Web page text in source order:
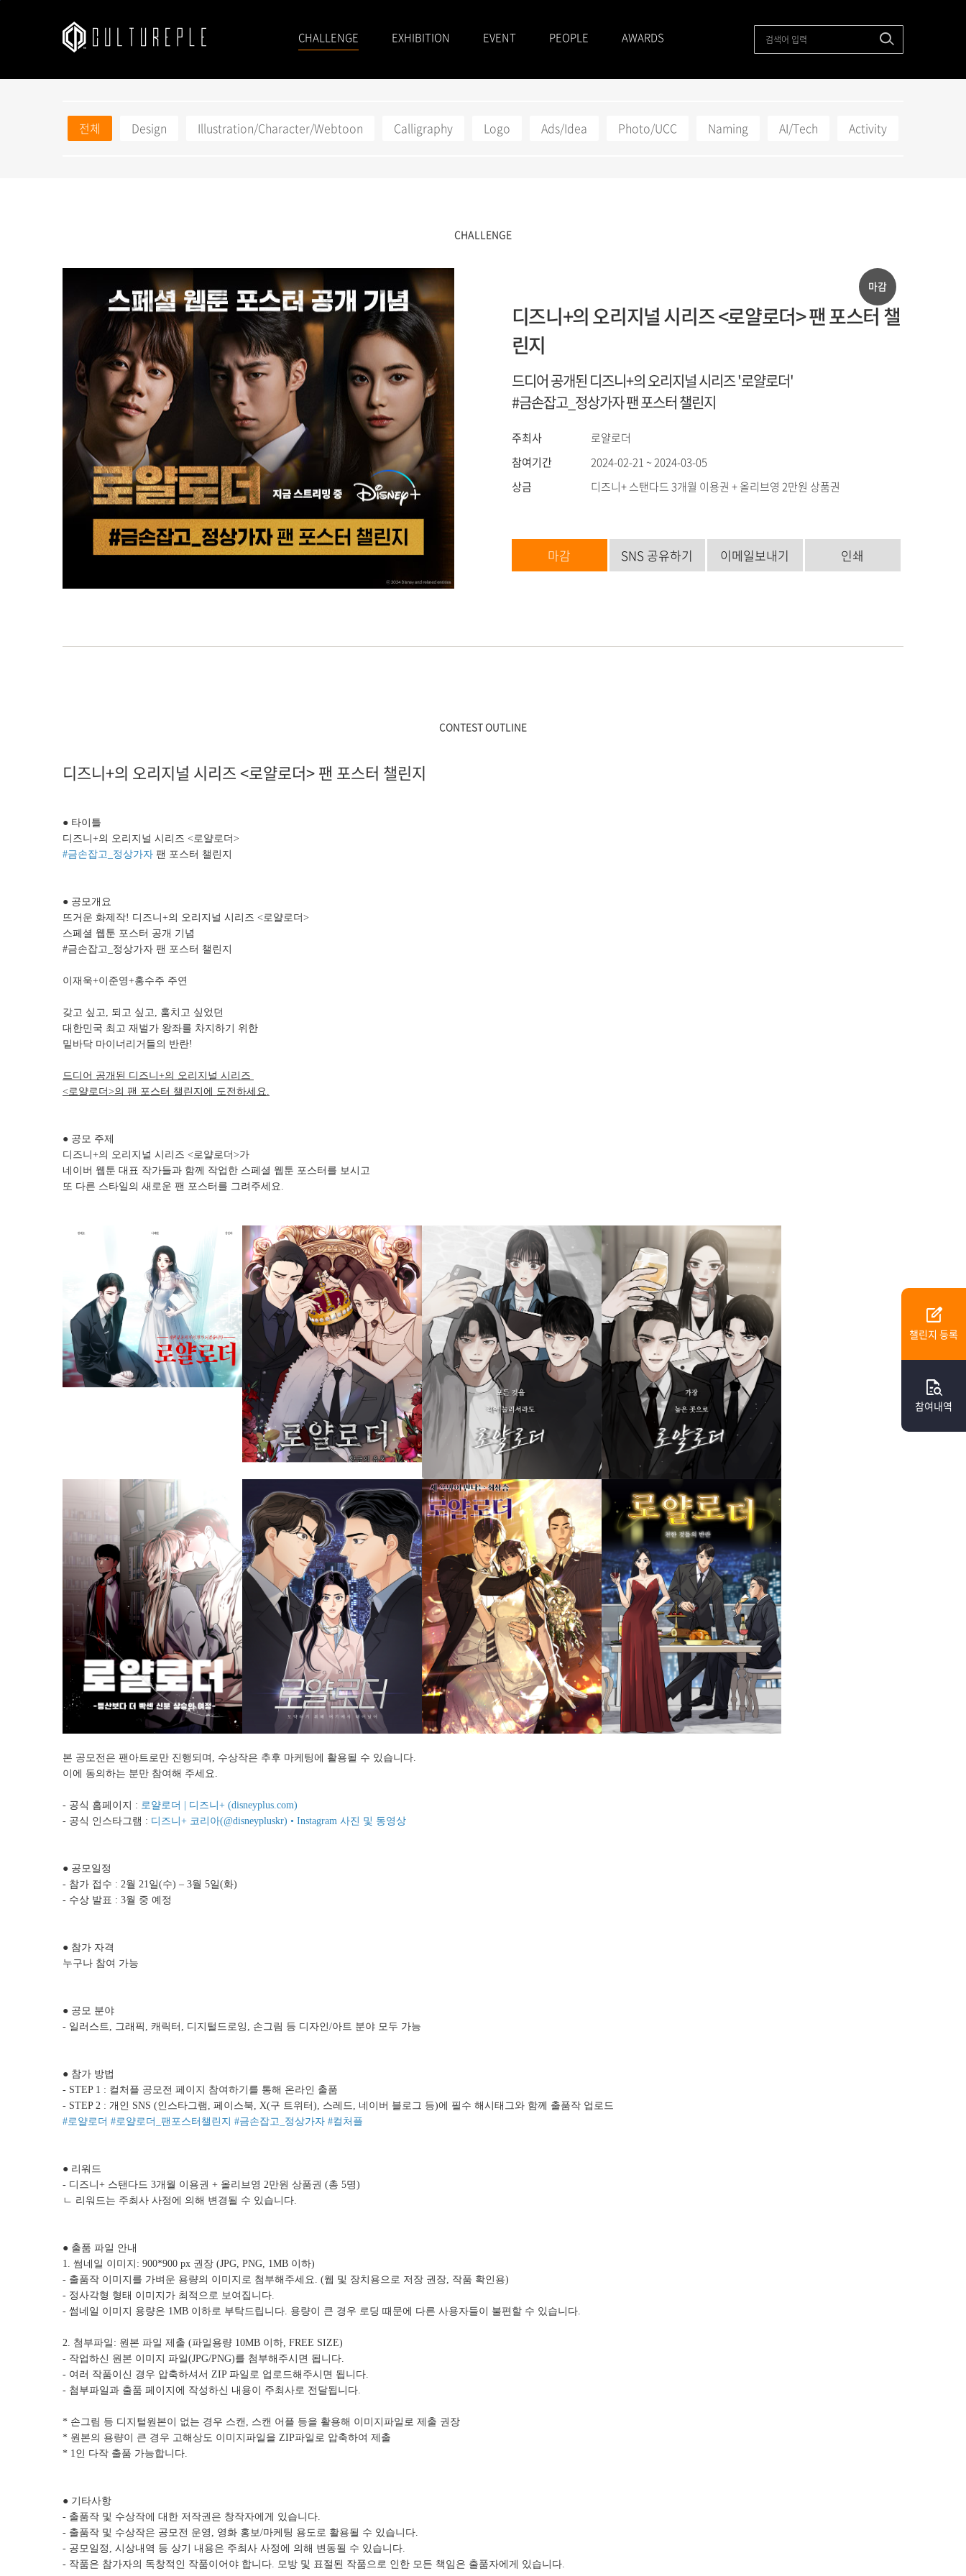
CHALLENGE EXHIBITION EVENT PEOPLE AWARDS
edit_square
챌린지 등록
quick_reference_all
참여내역
전체 Design Illustration/Character/Webtoon Calligraphy Logo Ads/Idea Photo/UCC Naming AI/Tech Activity
CHALLENGE
마감
디즈니+의 오리지널 시리즈 <로얄로더> 팬 포스터 챌
린지
드디어 공개된 디즈니+의 오리지널 시리즈 '로얄로더'
#금손잡고_정상가자 팬 포스터 챌린지
주최사
로얄로더
참여기간
2024-02-21 ~ 2024-03-05
상금
디즈니+ 스탠다드 3개월 이용권 + 올리브영 2만원 상품권
마감 SNS 공유하기 이메일보내기 인쇄
CONTEST OUTLINE
디즈니+의 오리지널 시리즈 <로얄로더> 팬 포스터 챌린지
● 타이틀
디즈니+의 오리지널 시리즈 <로얄로더>
#금손잡고_정상가자 팬 포스터 챌린지
● 공모개요
뜨거운 화제작! 디즈니+의 오리지널 시리즈 <로얄로더>
스페셜 웹툰 포스터 공개 기념
#금손잡고_정상가자 팬 포스터 챌린지
이재욱+이준영+홍수주 주연
갖고 싶고, 되고 싶고, 훔치고 싶었던
대한민국 최고 재벌가 왕좌를 차지하기 위한
밑바닥 마이너리거들의 반란!
드디어 공개된 디즈니+의 오리지널 시리즈
<로얄로더>의 팬 포스터 챌린지에 도전하세요.
● 공모 주제
디즈니+의 오리지널 시리즈 <로얄로더>가
네이버 웹툰 대표 작가들과 함께 작업한 스페셜 웹툰 포스터를 보시고
또 다른 스타일의 새로운 팬 포스터를 그려주세요.
본 공모전은 팬아트로만 진행되며, 수상작은 추후 마케팅에 활용될 수 있습니다.
이에 동의하는 분만 참여해 주세요.
- 공식 홈페이지 : 로얄로더 | 디즈니+ (disneyplus.com)
- 공식 인스타그램 : 디즈니+ 코리아(@disneypluskr) • Instagram 사진 및 동영상
● 공모일정
- 참가 접수 : 2월 21일(수) – 3월 5일(화)
- 수상 발표 : 3월 중 예정
● 참가 자격
누구나 참여 가능
● 공모 분야
- 일러스트, 그래픽, 캐릭터, 디지털드로잉, 손그림 등 디자인/아트 분야 모두 가능
● 참가 방법
- STEP 1 : 컬처플 공모전 페이지 참여하기를 통해 온라인 출품
- STEP 2 : 개인 SNS (인스타그램, 페이스북, X(구 트위터), 스레드, 네이버 블로그 등)에 필수 해시태그와 함께 출품작 업로드
#로얄로더 #로얄로더_팬포스터챌린지 #금손잡고_정상가자 #컬처플
● 리워드
- 디즈니+ 스탠다드 3개월 이용권 + 올리브영 2만원 상품권 (총 5명)
ㄴ 리워드는 주최사 사정에 의해 변경될 수 있습니다.
● 출품 파일 안내
1. 썸네일 이미지: 900*900 px 권장 (JPG, PNG, 1MB 이하)
- 출품작 이미지를 가벼운 용량의 이미지로 첨부해주세요. (웹 및 장치용으로 저장 권장, 작품 확인용)
- 정사각형 형태 이미지가 최적으로 보여집니다.
- 썸네일 이미지 용량은 1MB 이하로 부탁드립니다. 용량이 큰 경우 로딩 때문에 다른 사용자들이 불편할 수 있습니다.
2. 첨부파일: 원본 파일 제출 (파일용량 10MB 이하, FREE SIZE)
- 작업하신 원본 이미지 파일(JPG/PNG)를 첨부해주시면 됩니다.
- 여러 작품이신 경우 압축하셔서 ZIP 파일로 업로드해주시면 됩니다.
- 첨부파일과 출품 페이지에 작성하신 내용이 주최사로 전달됩니다.
* 손그림 등 디지털원본이 없는 경우 스캔, 스캔 어플 등을 활용해 이미지파일로 제출 권장
* 원본의 용량이 큰 경우 고해상도 이미지파일을 ZIP파일로 압축하여 제출
* 1인 다작 출품 가능합니다.
● 기타사항
- 출품작 및 수상작에 대한 저작권은 창작자에게 있습니다.
- 출품작 및 수상작은 공모전 운영, 영화 홍보/마케팅 용도로 활용될 수 있습니다.
- 공모일정, 시상내역 등 상기 내용은 주최사 사정에 의해 변동될 수 있습니다.
- 작품은 참가자의 독창적인 작품이어야 합니다. 모방 및 표절된 작품으로 인한 모든 책임은 출품자에게 있습니다.